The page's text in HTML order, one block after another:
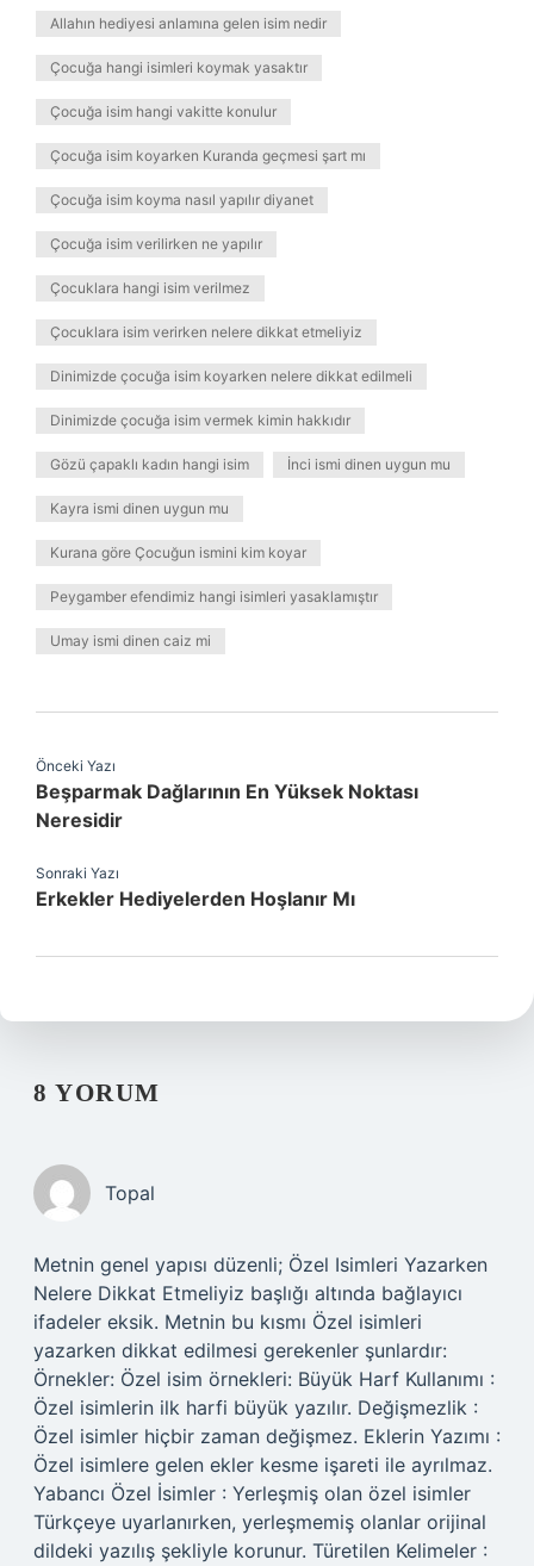
Allahın hediyesi anlamına gelen isim nedir
Çocuğa hangi isimleri koymak yasaktır
Çocuğa isim hangi vakitte konulur
Çocuğa isim koyarken Kuranda geçmesi şart mı
Çocuğa isim koyma nasıl yapılır diyanet
Çocuğa isim verilirken ne yapılır
Çocuklara hangi isim verilmez
Çocuklara isim verirken nelere dikkat etmeliyiz
Dinimizde çocuğa isim koyarken nelere dikkat edilmeli
Dinimizde çocuğa isim vermek kimin hakkıdır
Gözü çapaklı kadın hangi isim İnci ismi dinen uygun mu
Kayra ismi dinen uygun mu
Kurana göre Çocuğun ismini kim koyar
Peygamber efendimiz hangi isimleri yasaklamıştır
Umay ismi dinen caiz mi
Önceki Yazı
Beşparmak Dağlarının En Yüksek Noktası
Neresidir
Sonraki Yazı
Erkekler Hediyelerden Hoşlanır Mı
8 YORUM
Topal
Metnin genel yapısı düzenli; Özel Isimleri Yazarken
Nelere Dikkat Etmeliyiz başlığı altında bağlayıcı
ifadeler eksik. Metnin bu kısmı Özel isimleri
yazarken dikkat edilmesi gerekenler şunlardır:
Örnekler: Özel isim örnekleri: Büyük Harf Kullanımı :
Özel isimlerin ilk harfi büyük yazılır. Değişmezlik :
Özel isimler hiçbir zaman değişmez. Eklerin Yazımı :
Özel isimlere gelen ekler kesme işareti ile ayrılmaz.
Yabancı Özel İsimler : Yerleşmiş olan özel isimler
Türkçeye uyarlanırken, yerleşmemiş olanlar orijinal
dildeki yazılış şekliyle korunur. Türetilen Kelimeler :